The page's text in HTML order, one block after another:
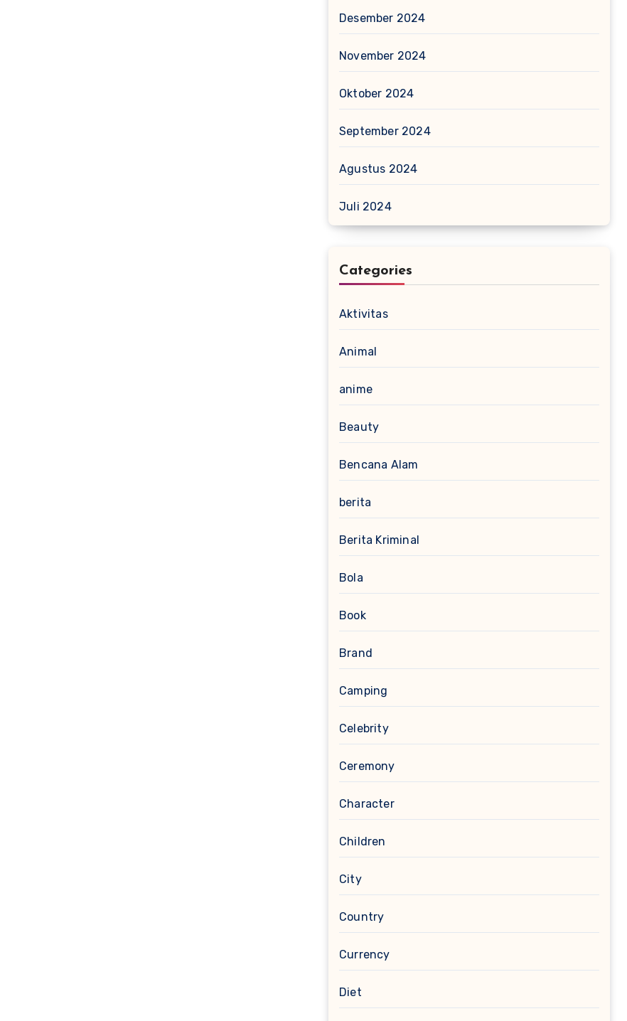
Desember 2024
November 2024
Oktober 2024
September 2024
Agustus 2024
Juli 2024
Categories
Aktivitas
Animal
anime
Beauty
Bencana Alam
berita
Berita Kriminal
Bola
Book
Brand
Camping
Celebrity
Ceremony
Character
Children
City
Country
Currency
Diet